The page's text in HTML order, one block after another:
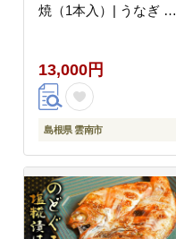
焼（1本入）| うなぎ タ
雲南市/有限会社石田魚
店 [AICQ002]
13,000円
島根県 雲南市